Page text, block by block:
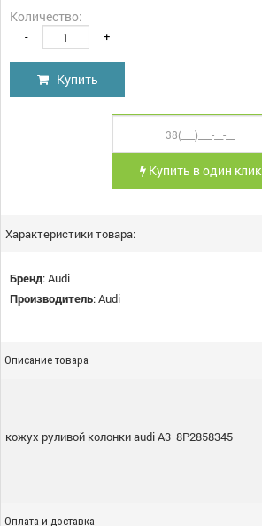
Количество:
- +
Купить
Купить в один клик
Характеристики товара:
Бренд:Audi
Производитель:Audi
Описание товара
кожух руливой колонки audi A3 8P2858345
Оплата и доставка